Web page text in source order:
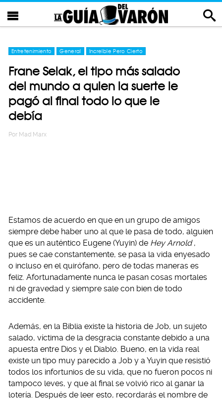
Entretenimiento General Increíble Pero Cierto
Frane Selak, el tipo más salado
del mundo a quien la suerte le
pagó al final todo lo que le
debía
Por Mad Marx
Estamos de acuerdo en que en un grupo de amigos
siempre debe haber uno al que le pasa de todo, alguien
que es un auténtico Eugene (Yuyin) de Hey Arnold ,
pues se cae constantemente, se pasa la vida enyesado
o incluso en el quirófano, pero de todas maneras es
feliz. Afortunadamente nunca le pasan cosas mortales
ni de gravedad y siempre sale con bien de todo
accidente.
Además, en la Biblia existe la historia de Job, un sujeto
salado, víctima de la desgracia constante debido a una
apuesta entre Dios y el Diablo. Bueno, en la vida real
existe un tipo muy parecido a Job y a Yuyin que resistió
todos los infortunios de su vida, que no fueron pocos ni
tampoco leves, y que al final se volvió rico al ganar la
lotería. Después de leer esto, recordarás el nombre de